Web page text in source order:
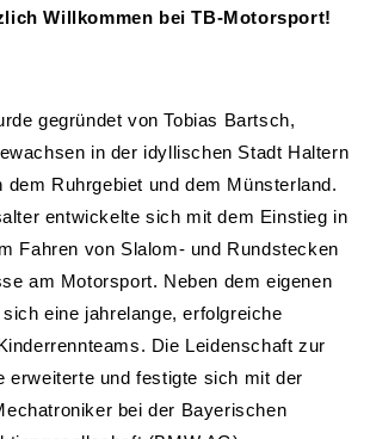
Willkommen bei TB-Motorsport!
gegründet von Tobias Bartsch,
in der idyllischen Stadt Haltern
dem Ruhrgebiet und dem Münsterland.
entwickelte sich mit dem Einstieg in
Fahren von Slalom- und Rundstecken
am Motorsport. Neben dem eigenen
eine jahrelange, erfolgreiche
Die Leidenschaft zur
erweiterte und festigte sich mit der
bei der Bayerischen